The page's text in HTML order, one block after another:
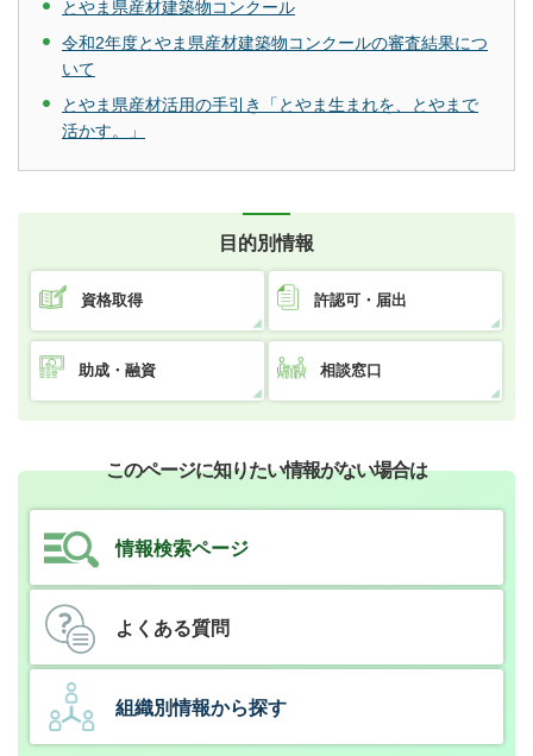
とやま県産材建築物コンクール
令和2年度とやま県産材建築物コンクールの審査結果につ
いて
とやま県産材活用の手引き「とやま生まれを、とやまで
活かす。」
目的別情報
資格取得 許認可・届出
助成・融資 相談窓口
このページに知りたい情報がない場合は
情報検索ページ
よくある質問
組織別情報から探す